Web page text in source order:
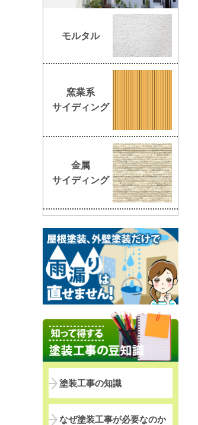
モルタル
窯業系
サイディング
金属
サイディング
塗装工事の知識
なぜ塗装工事が必要なのか